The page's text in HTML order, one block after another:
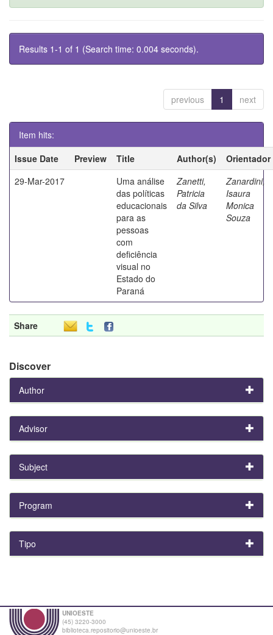
Results 1-1 of 1 (Search time: 0.004 seconds).
previous 1 next
Item hits:
Issue Date
Preview Title Author(s)
Orientador
29-Mar-2017
Uma análise
das políticas
educacionais
para as
pessoas
com
deficiência
visual no
Estado do
Paraná
Zanetti,
Patricia
da Silva
Zanardini,
Isaura
Monica
Souza
Share
Discover
Author
Advisor
Subject
Program
Tipo
UNIOESTE
(45) 3220-3000
biblioteca.repositorio@unioeste.br